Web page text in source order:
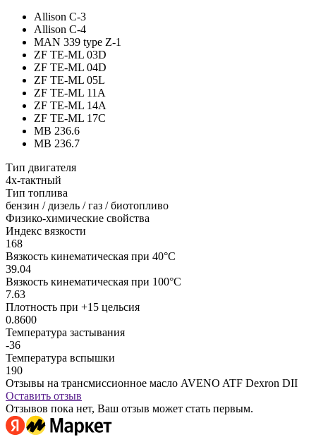
Allison C-3
Allison C-4
MAN 339 type Z-1
ZF TE-ML 03D
ZF TE-ML 04D
ZF TE-ML 05L
ZF TE-ML 11A
ZF TE-ML 14A
ZF TE-ML 17C
MB 236.6
MB 236.7
Тип двигателя
4х-тактный
Тип топлива
бензин / дизель / газ / биотопливо
Физико-химические свойства
Индекс вязкости
168
Вязкость кинематическая при 40°С
39.04
Вязкость кинематическая при 100°С
7.63
Плотность при +15 цельсия
0.8600
Температура застывания
-36
Температура вспышки
190
Отзывы на трансмиссионное масло AVENO ATF Dexron DII
Оставить отзыв
Отзывов пока нет, Ваш отзыв может стать первым.